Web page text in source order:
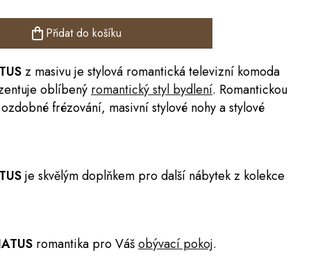
Přidat do košíku
z masivu je stylová romantická televizní komoda
oblíbený romantický styl bydlení. Romantickou
frézování, masivní stylové nohy a stylové
je skvělým doplňkem pro další nábytek z kolekce
romantika pro Vášobývací pokoj.